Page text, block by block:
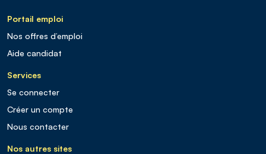
Portail emploi
Nos offres d’emploi
Aide candidat
Services
Se connecter
Créer un compte
Nous contacter
Nos autres sites